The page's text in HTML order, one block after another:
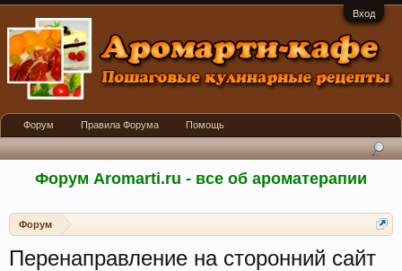
Вход
Форум Aromarti.ru - все об ароматерапии
Форум
Перенаправление на сторонний сайт
Форум Правила Форума Помощь